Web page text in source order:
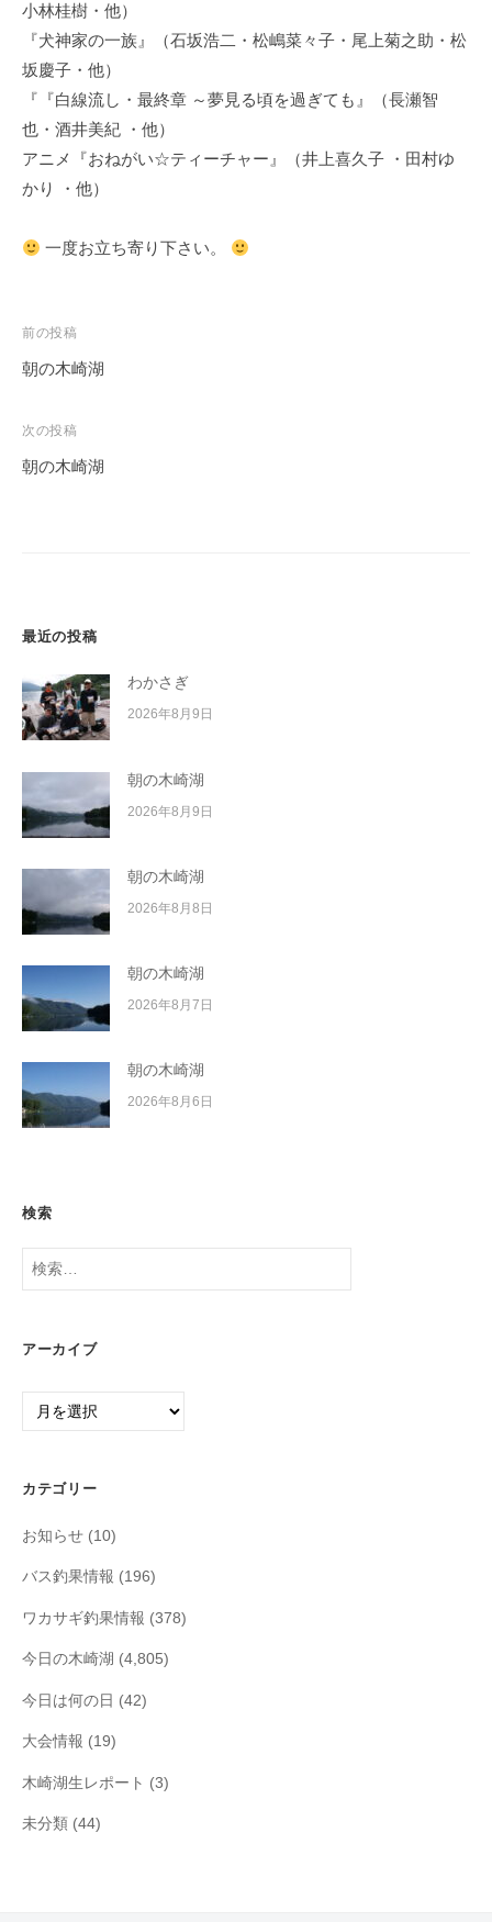
小林桂樹・他）
『犬神家の一族』（石坂浩二・松嶋菜々子・尾上菊之助・松
坂慶子・他）
『『白線流し・最終章 ～夢見る頃を過ぎても』（長瀬智
也・酒井美紀 ・他）
アニメ『おねがい☆ティーチャー』（井上喜久子 ・田村ゆ
かり ・他）
一度お立ち寄り下さい。
投
稿
ビ
ゲ
前の投稿
朝の木崎湖
次の投稿
朝の木崎湖
最近の投稿
わかさぎ
2026年8月9日
朝の木崎湖
2026年8月9日
朝の木崎湖
2026年8月8日
朝の木崎湖
2026年8月7日
朝の木崎湖
2026年8月6日
検索
検
アーカイブ
ア
ブ
カテゴリー
お知らせ (10)
バス釣果情報 (196)
ワカサギ釣果情報 (378)
今日の木崎湖 (4,805)
今日は何の日 (42)
大会情報 (19)
木崎湖生レポート (3)
未分類 (44)